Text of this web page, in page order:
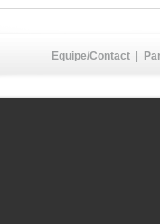
Equipe/Contact